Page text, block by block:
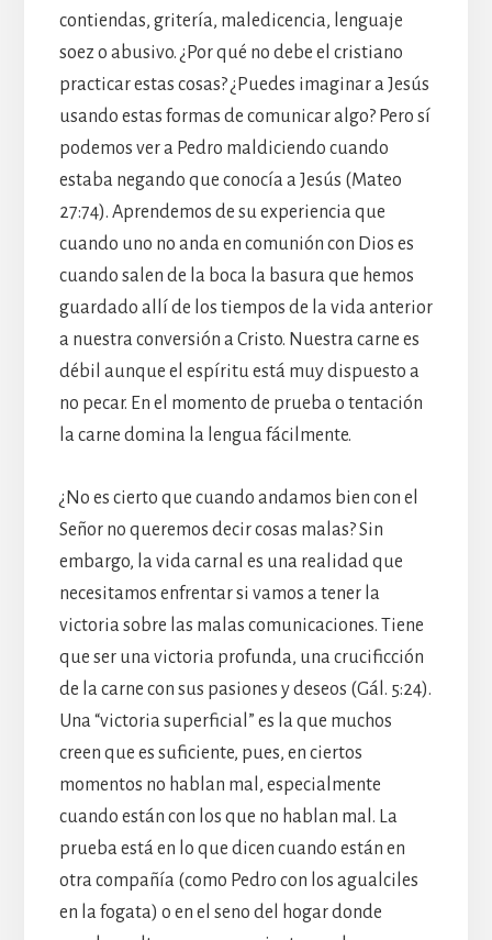
contiendas, gritería, maledicencia, lenguaje
soez o abusivo. ¿Por qué no debe el cristiano
practicar estas cosas? ¿Puedes imaginar a Jesús
usando estas formas de comunicar algo? Pero sí
podemos ver a Pedro maldiciendo cuando
estaba negando que conocía a Jesús (Mateo
27:74). Aprendemos de su experiencia que
cuando uno no anda en comunión con Dios es
cuando salen de la boca la basura que hemos
guardado allí de los tiempos de la vida anterior
a nuestra conversión a Cristo. Nuestra carne es
débil aunque el espíritu está muy dispuesto a
no pecar. En el momento de prueba o tentación
la carne domina la lengua fácilmente.
¿No es cierto que cuando andamos bien con el
Señor no queremos decir cosas malas? Sin
embargo, la vida carnal es una realidad que
necesitamos enfrentar si vamos a tener la
victoria sobre las malas comunicaciones. Tiene
que ser una victoria profunda, una crucificción
de la carne con sus pasiones y deseos (Gál. 5:24).
Una “victoria superficial” es la que muchos
creen que es suficiente, pues, en ciertos
momentos no hablan mal, especialmente
cuando están con los que no hablan mal. La
prueba está en lo que dicen cuando están en
otra compañía (como Pedro con los agualciles
en la fogata) o en el seno del hogar donde